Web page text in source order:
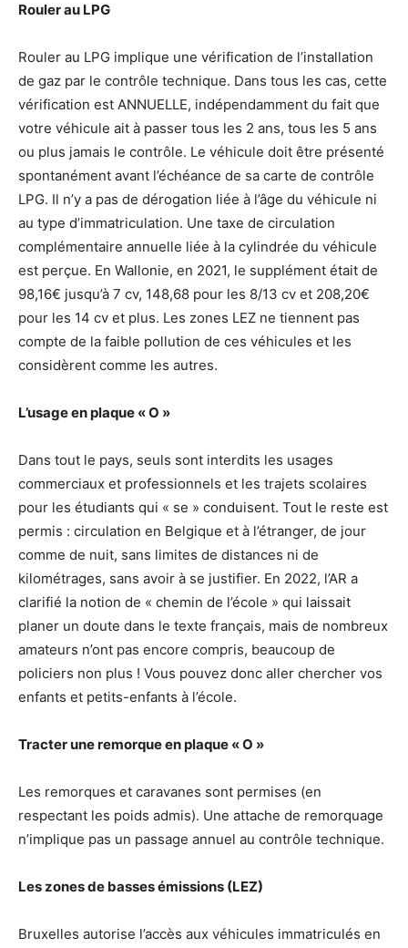
Rouler au LPG
Rouler au LPG implique une vérification de l’installation
de gaz par le contrôle technique. Dans tous les cas, cette
vérification est ANNUELLE, indépendamment du fait que
votre véhicule ait à passer tous les 2 ans, tous les 5 ans
ou plus jamais le contrôle. Le véhicule doit être présenté
spontanément avant l’échéance de sa carte de contrôle
LPG. Il n’y a pas de dérogation liée à l’âge du véhicule ni
au type d’immatriculation. Une taxe de circulation
complémentaire annuelle liée à la cylindrée du véhicule
est perçue. En Wallonie, en 2021, le supplément était de
98,16€ jusqu’à 7 cv, 148,68 pour les 8/13 cv et 208,20€
pour les 14 cv et plus. Les zones LEZ ne tiennent pas
compte de la faible pollution de ces véhicules et les
considèrent comme les autres.
L’usage en plaque « O »
Dans tout le pays, seuls sont interdits les usages
commerciaux et professionnels et les trajets scolaires
pour les étudiants qui « se » conduisent. Tout le reste est
permis : circulation en Belgique et à l’étranger, de jour
comme de nuit, sans limites de distances ni de
kilométrages, sans avoir à se justifier. En 2022, l’AR a
clarifié la notion de « chemin de l’école » qui laissait
planer un doute dans le texte français, mais de nombreux
amateurs n’ont pas encore compris, beaucoup de
policiers non plus ! Vous pouvez donc aller chercher vos
enfants et petits-enfants à l’école.
Tracter une remorque en plaque « O »
Les remorques et caravanes sont permises (en
respectant les poids admis). Une attache de remorquage
n’implique pas un passage annuel au contrôle technique.
Les zones de basses émissions (LEZ)
Bruxelles autorise l’accès aux véhicules immatriculés en